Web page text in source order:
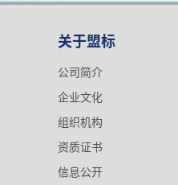
关于盟标
公司简介
企业文化
组织机构
资质证书
信息公开